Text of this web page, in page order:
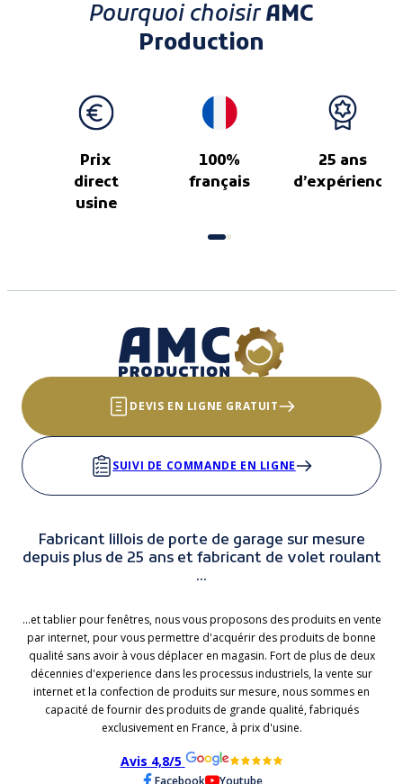
Pourquoi choisirAMC
Production
Prix
direct
usine
100%
français
25 ans
d’expérience
DEVIS EN LIGNE GRATUIT
SUIVI DE COMMANDE EN LIGNE
Fabricant lillois de porte de garage sur mesure
depuis plus de 25 ans et fabricant de volet roulant
...
...et tablier pour fenêtres, nous vous proposons des produits en vente
par internet, pour vous permettre d'acquérir des produits de bonne
qualité sans avoir à vous déplacer en magasin. Fort de plus de deux
décennies d'experience dans les processus industriels, la vente sur
internet et la confection de produits sur mesure, nous sommes en
capacité de fournir des produits de grande qualité, fabriqués
exclusivement en France, à prix d'usine.
Avis 4,8/5
Facebook Youtube